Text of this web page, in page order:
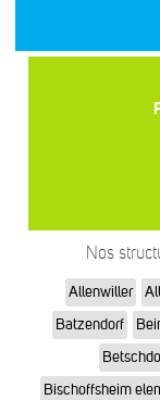
Nos
Allenwiller
Batzendorf
Bischoffsheim